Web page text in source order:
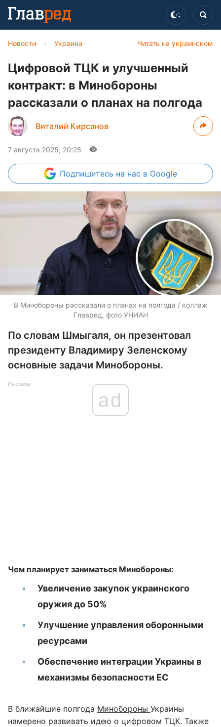
Читать на украинском
Новости › Украина
Цифровой ТЦК и улучшенный
контракт: в Минобороны
рассказали о планах на полгода
Виталий Кирсанов
7 августа 2025, 20:25
Подпишитесь на нас в Google
В Минобороны рассказали о планах на полгода / коллаж
Главред, фото УНИАН
По словам Шмыгаля, он презентовал
президенту Владимиру Зеленскому
основные задачи Минобороны.
Реклама
ad
Чем планирует заниматься Минобороны:
Увеличение закупок украинского
оружия до 50%
Улучшение управления оборонными
ресурсами
Обеспечение интеграции Украины в
механизмы безопасности ЕС
В ближайшие полгода Минобороны Украины
намерено развивать идею о цифровом ТЦК. Также